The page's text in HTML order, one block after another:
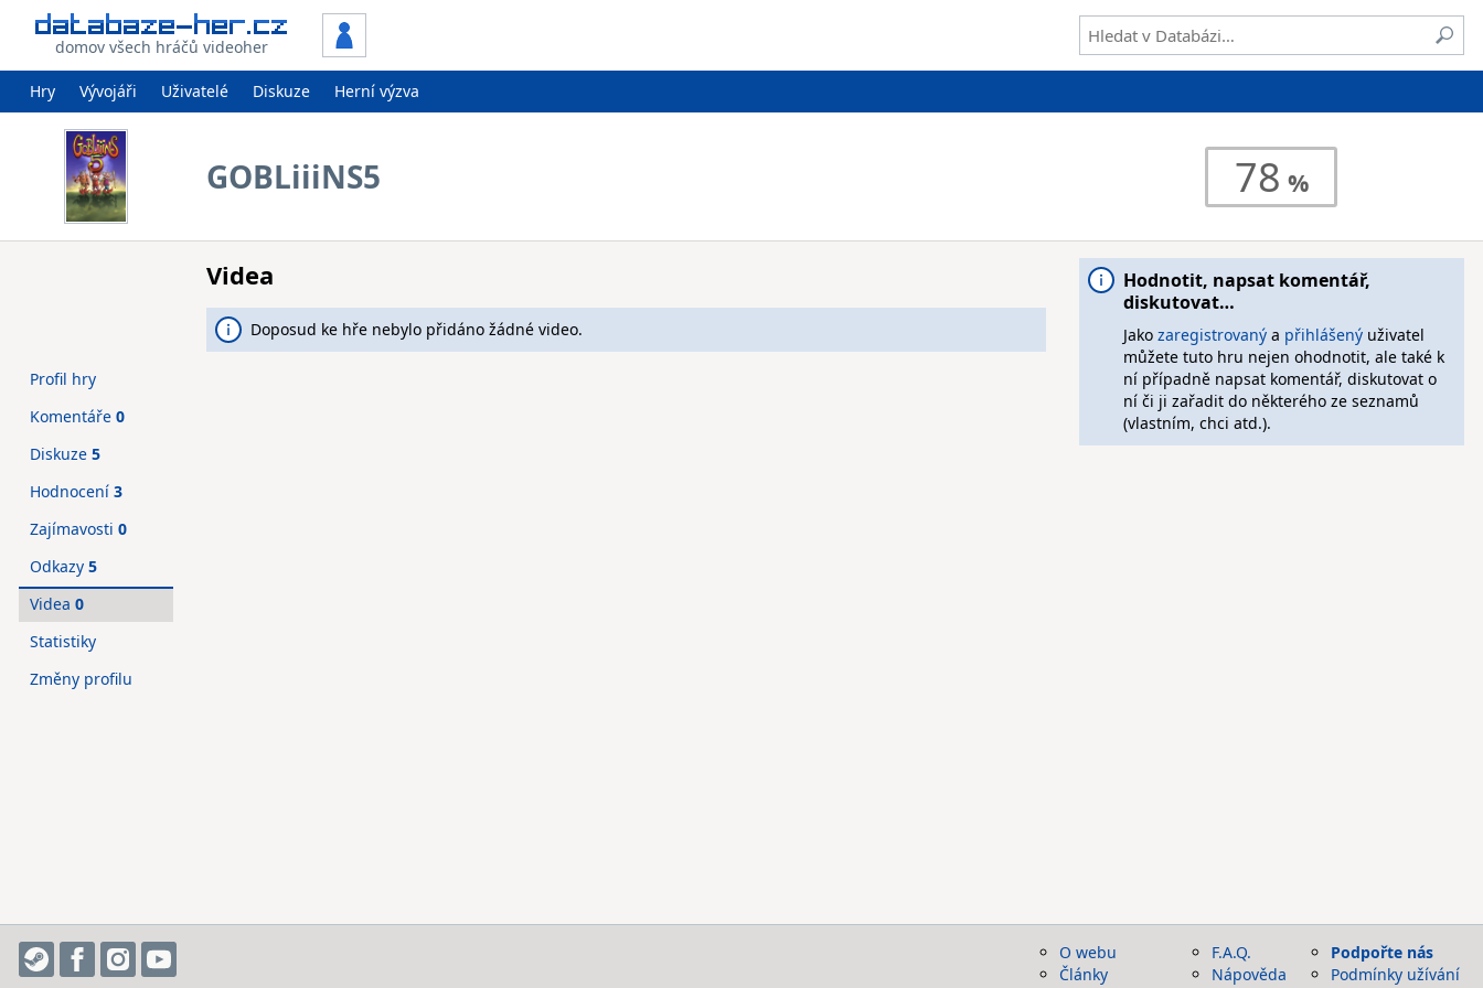
domov všech hráčů videoher
Hry Vývojáři Uživatelé Diskuze Herní výzva
GOBLiiiNS5 78
Videa
Doposud ke hře nebylo přidáno žádné video.
Profil hry
Komentáře 0
Diskuze 5
Hodnocení 3
Zajímavosti 0
Odkazy 5
Videa 0
Statistiky
Změny profilu
Hodnotit, napsat komentář,
diskutovat…
Jako zaregistrovanýa přihlášenýuživatel
můžete tuto hru nejen ohodnotit, ale také k
ní případně napsat komentář, diskutovat o
ní či ji zařadit do některého ze seznamů
(vlastním, chci atd.).
O webu
Články
F.A.Q.
Nápověda
Podpořte nás
Podmínky užívání